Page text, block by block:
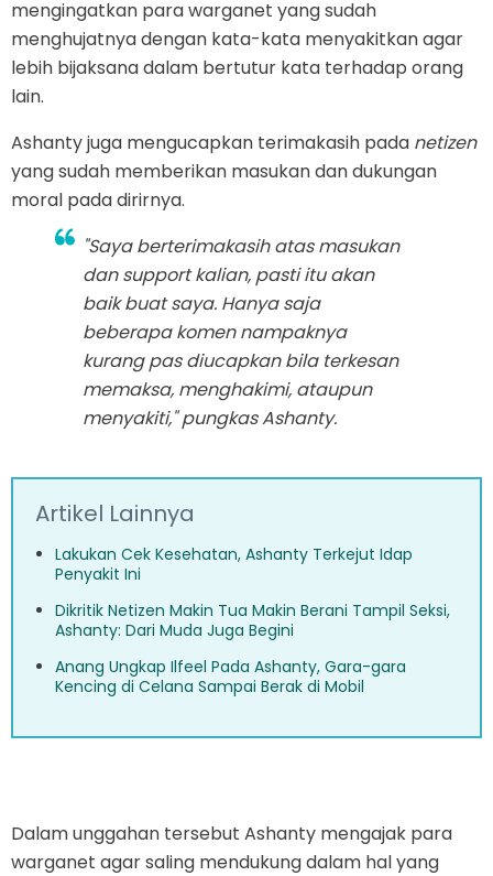
mengingatkan para warganet yang sudah
menghujatnya dengan kata-kata menyakitkan agar
lebih bijaksana dalam bertutur kata terhadap orang
lain.
Ashanty juga mengucapkan terimakasih pada netizen
yang sudah memberikan masukan dan dukungan
moral pada dirirnya.
"Saya berterimakasih atas masukan
dansupportkalian, pasti itu akan
baik buat saya. Hanya saja
beberapa komen nampaknya
kurang pas diucapkan bila terkesan
memaksa, menghakimi, ataupun
menyakiti," pungkas Ashanty.
Artikel Lainnya
Lakukan Cek Kesehatan, Ashanty Terkejut Idap
Penyakit Ini
Dikritik Netizen Makin Tua Makin Berani Tampil Seksi,
Ashanty: Dari Muda Juga Begini
Anang Ungkap Ilfeel Pada Ashanty, Gara-gara
Kencing di Celana Sampai Berak di Mobil
Dalam unggahan tersebut Ashanty mengajak para
warganet agar saling mendukung dalam hal yang